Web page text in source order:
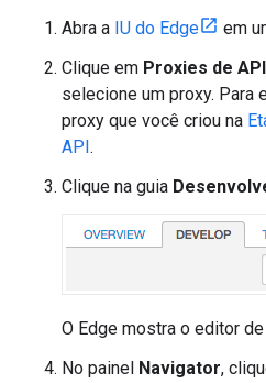
Abra a IU do Edge
em
Clique em Proxies de API
selecione um proxy. Para
proxy que você criou na
API.
Clique na guia
O Edge mostra o editor
No painel Navigator,